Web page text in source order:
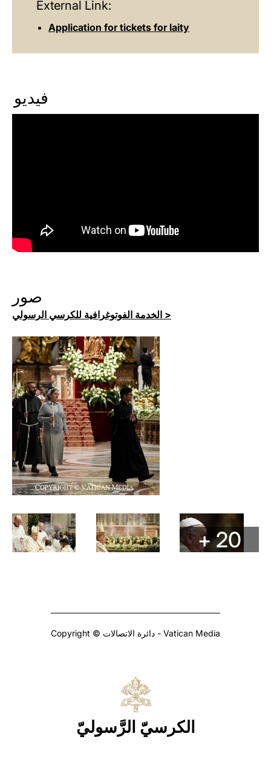
External Link:
Application for tickets for laity
فيديو
صور
الخدمة الفوتوغرافية للكرسي الرسولي >
+ 20
Copyright © دائرة الاتصالات - Vatican Media
الكرسيّ الرَّسوليّ